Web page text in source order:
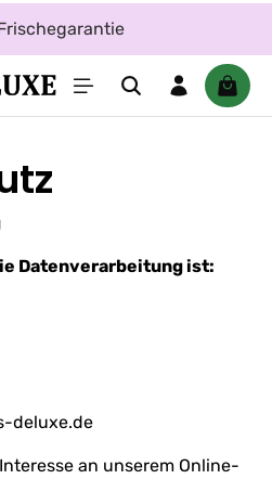
Gratis Grußkarte
Datenverarbeitung ist:
deluxe.de
an unserem Online-